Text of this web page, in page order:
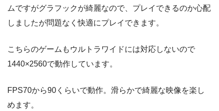
ムですがグラフックが綺麗なので、プレイできるのか心配
しましたが問題なく快適にプレイできます。
こちらのゲームもウルトラワイドには対応しないので
1440×2560で動作しています。
FPS70から90くらいで動作。滑らかで綺麗な映像を楽し
めます。